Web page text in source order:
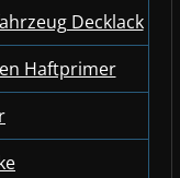
Decklack
Haftprimer